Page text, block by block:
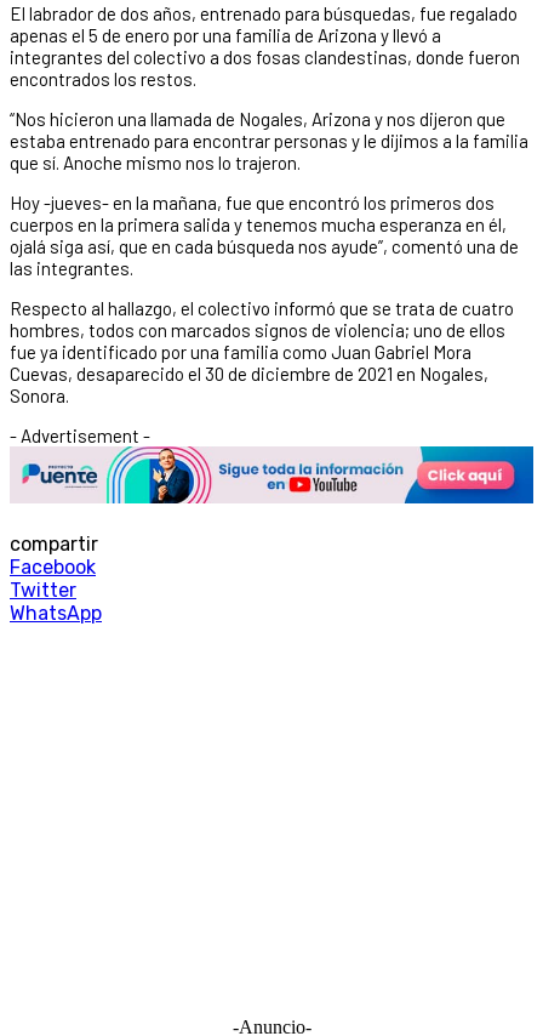
El labrador de dos años, entrenado para búsquedas, fue regalado
apenas el 5 de enero por una familia de Arizona y llevó a
integrantes del colectivo a dos fosas clandestinas, donde fueron
encontrados los restos.
“Nos hicieron una llamada de Nogales, Arizona y nos dijeron que
estaba entrenado para encontrar personas y le dijimos a la familia
que sí. Anoche mismo nos lo trajeron.
Hoy -jueves- en la mañana, fue que encontró los primeros dos
cuerpos en la primera salida y tenemos mucha esperanza en él,
ojalá siga así, que en cada búsqueda nos ayude”, comentó una de
las integrantes.
Respecto al hallazgo, el colectivo informó que se trata de cuatro
hombres, todos con marcados signos de violencia; uno de ellos
fue ya identificado por una familia como Juan Gabriel Mora
Cuevas, desaparecido el 30 de diciembre de 2021 en Nogales,
Sonora.
- Advertisement -
compartir
Facebook
Twitter
WhatsApp
-Anuncio-